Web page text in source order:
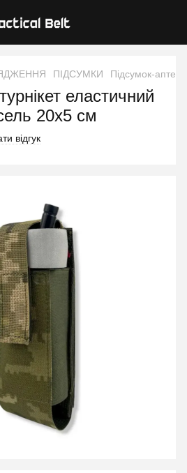
ПІДСУМКИ Підсумок-
еластичний
20х5 см
відгук